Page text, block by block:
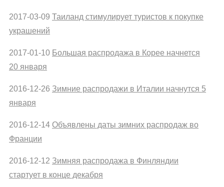
2017-03-09 Таиланд стимулирует туристов к покупке
украшений
2017-01-10 Большая распродажа в Корее начнется
20 января
2016-12-26 Зимние распродажи в Италии начнутся 5
января
2016-12-14 Объявлены даты зимних распродаж во
Франции
2016-12-12 Зимняя распродажа в Финляндии
стартует в конце декабря